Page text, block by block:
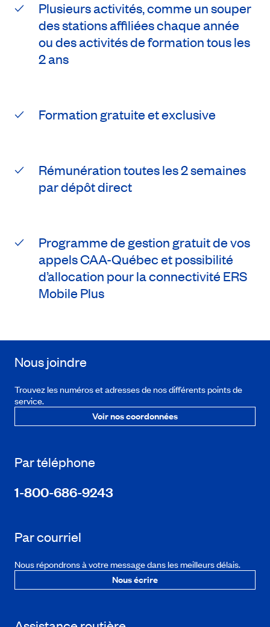
Plusieurs activités, comme un souper
des stations affiliées chaque année
ou des activités de formation tous les
2 ans
Formation gratuite et exclusive
Rémunération toutes les 2 semaines
par dépôt direct
Programme de gestion gratuit de vos
appels CAA-Québec et possibilité
d’allocation pour la connectivité ERS
Mobile Plus
Nous joindre
Trouvez les numéros et adresses de nos différents points de
service.
Voir nos coordonnées
Par téléphone
1-800-686-9243
Par courriel
Nous répondrons à votre message dans les meilleurs délais.
Nous écrire